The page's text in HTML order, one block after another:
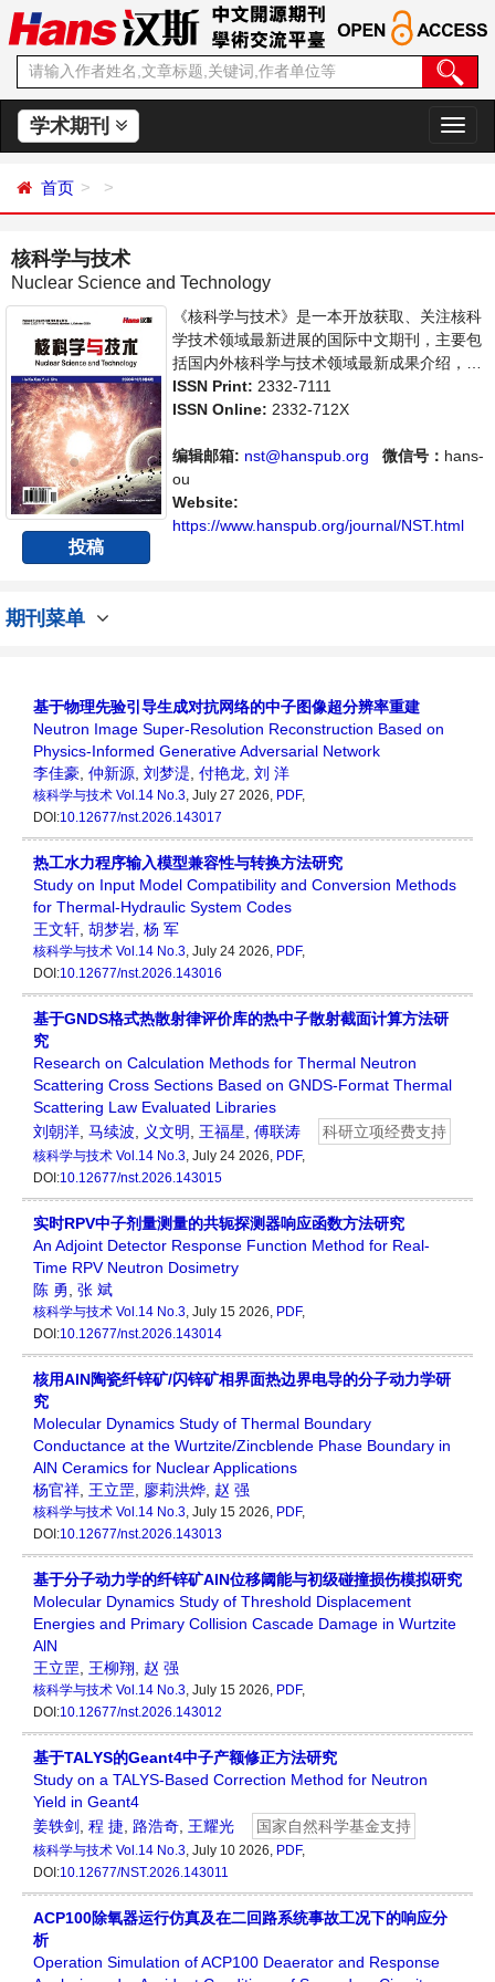
学术期刊
切
换
首页
核科学与技术
Nuclear Science and Technology
投稿
《核科学与技术》是一本开放获取、关注核科
学技术领域最新进展的国际中文期刊，主要包
括国内外核科学与技术领域最新成果介绍，学
者讨论，某一领域的研究进展和专业评论等多
方面的内容，旨在给世界范围内的科学家、学
学与技术领域内不同方向问题与发展的交流平
台。
ISSN Print: 2332-7111
ISSN Online: 2332-712X
编辑邮箱: nst@hanspub.org 微信号： hans-
ou
Website:
https://www.hanspub.org/journal/NST.html
期刊菜单
基于物理先验引导生成对抗网络的中子图像超分辨率重建
Neutron Image Super-Resolution Reconstruction Based on
Physics-Informed Generative Adversarial Network
李佳豪 仲新源 刘梦湜 付艳龙 刘 洋
核科学与技术 Vol.14 No.3, July 27 2026, PDF,
DOI:10.12677/nst.2026.143017
热工水力程序输入模型兼容性与转换方法研究
Study on Input Model Compatibility and Conversion Methods
for Thermal-Hydraulic System Codes
王文轩 胡梦岩 杨 军
核科学与技术 Vol.14 No.3, July 24 2026, PDF,
DOI:10.12677/nst.2026.143016
基于GNDS格式热散射律评价库的热中子散射截面计算方法研
究
Research on Calculation Methods for Thermal Neutron
Scattering Cross Sections Based on GNDS-Format Thermal
Scattering Law Evaluated Libraries
刘朝洋 马续波 义文明 王福星 傅联涛 科研立项经费支持
核科学与技术 Vol.14 No.3, July 24 2026, PDF,
DOI:10.12677/nst.2026.143015
实时RPV中子剂量测量的共轭探测器响应函数方法研究
An Adjoint Detector Response Function Method for Real-
Time RPV Neutron Dosimetry
陈 勇 张 斌
核科学与技术 Vol.14 No.3, July 15 2026, PDF,
DOI:10.12677/nst.2026.143014
核用AlN陶瓷纤锌矿/闪锌矿相界面热边界电导的分子动力学研
究
Molecular Dynamics Study of Thermal Boundary
Conductance at the Wurtzite/Zincblende Phase Boundary in
AlN Ceramics for Nuclear Applications
杨官祥 王立罡 廖莉洪烨 赵 强
核科学与技术 Vol.14 No.3, July 15 2026, PDF,
DOI:10.12677/nst.2026.143013
基于分子动力学的纤锌矿AlN位移阈能与初级碰撞损伤模拟研究
Molecular Dynamics Study of Threshold Displacement
Energies and Primary Collision Cascade Damage in Wurtzite
AlN
王立罡
王柳翔 赵 强
核科学与技术 Vol.14 No.3, July 15 2026, PDF,
DOI:10.12677/nst.2026.143012
基于TALYS的Geant4中子产额修正方法研究
Study on a TALYS-Based Correction Method for Neutron
Yield in Geant4
姜轶剑
程 捷 路浩奇 王耀光 国家自然科学基金支持
核科学与技术 Vol.14 No.3, July 10 2026, PDF,
DOI:10.12677/NST.2026.143011
ACP100除氧器运行仿真及在二回路系统事故工况下的响应分
析
Operation Simulation of ACP100 Deaerator and Response